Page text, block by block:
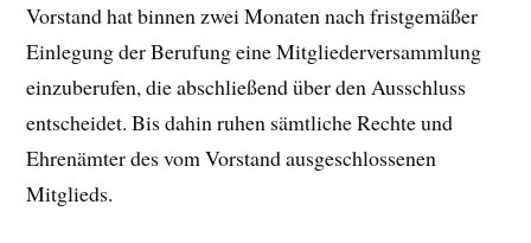
Vorstand hat binnen zwei Monaten nach fristgemäßer
Einlegung der Berufung eine Mitgliederversammlung
einzuberufen, die abschließend über den Ausschluss
entscheidet. Bis dahin ruhen sämtliche Rechte und
Ehrenämter des vom Vorstand ausgeschlossenen
Mitglieds.